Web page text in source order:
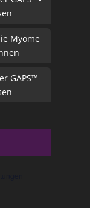
Myome
GAPS™-